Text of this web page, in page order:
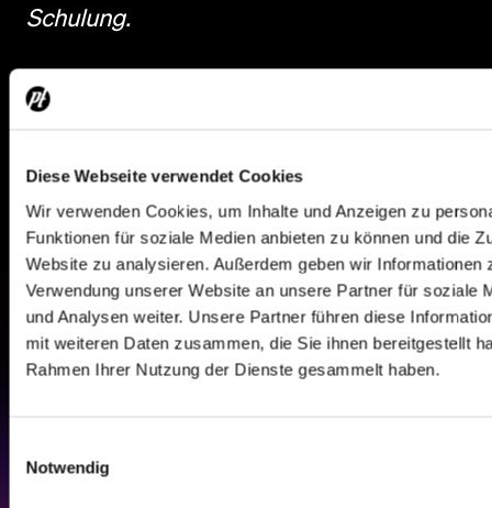
Diese Webseite verwendet Cookies
Wir verwenden Cookies, um Inhalte und Anzeigen zu
Funktionen für soziale Medien anbieten zu können und die
Website zu analysieren. Außerdem geben wir Informationen
Verwendung unserer Website an unsere Partner für soziale
und Analysen weiter. Unsere Partner führen diese
mit weiteren Daten zusammen, die Sie ihnen bereitgestellt
Rahmen Ihrer Nutzung der Dienste gesammelt haben.
Notwendig
Schulung.
Melde dich einfach bei uns – gemeinsam
entwickeln wir ein passendes Konzept
Further contributions
07.07.2025
FC Dynamo Lüneburg
16.09.2025
DiGiCo Training at